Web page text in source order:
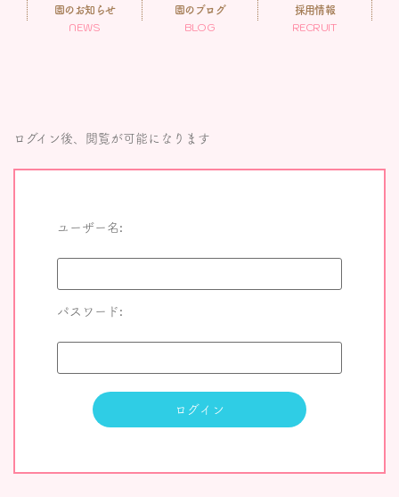
園のお知らせ
NEWS
園のブログ
BLOG
採用情報
RECRUIT
ログイン後、閲覧が可能になります
ユーザー名:
パスワード: